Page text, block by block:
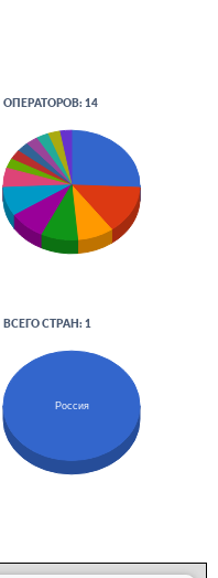
ОПЕРАТОРОВ: 14
ВСЕГО СТРАН: 1
Россия